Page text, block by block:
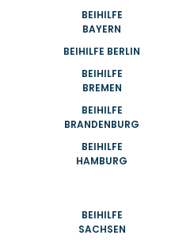
BEIHILFE
BAYERN
BEIHILFE BERLIN
BEIHILFE
BREMEN
BEIHILFE
BRANDENBURG
BEIHILFE
HAMBURG
BEIHILFE
SACHSEN